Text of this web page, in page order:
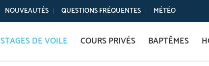
NOUVEAUTÉS QUESTIONS FRÉQUENTES MÉTÉO
STAGES DE VOILE COURS PRIVÉS BAPTÊMES